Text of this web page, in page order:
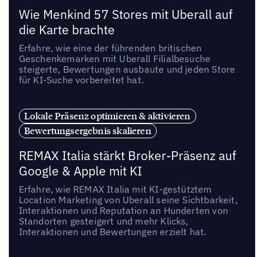
Wie Menkind 57 Stores mit Uberall auf
die Karte brachte
Erfahre, wie eine der führenden britischen
Geschenkemarken mit Uberall Filialbesuche
steigerte, Bewertungen ausbaute und jeden Store
für KI-Suche vorbereitet hat.
Lokale Präsenz optimieren & aktivieren
Bewertungsergebnis skalieren
REMAX Italia stärkt Broker-Präsenz auf
Google & Apple mit KI
Erfahre, wie REMAX Italia mit KI-gestütztem
Location Marketing von Uberall seine Sichtbarkeit,
Interaktionen und Reputation an Hunderten von
Standorten gesteigert und mehr Klicks,
Interaktionen und Bewertungen erzielt hat.